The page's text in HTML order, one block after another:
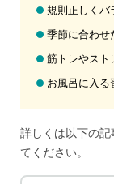
規則正しくバ
季節に合わせ
筋トレやスト
お風呂に入る
詳しくは以下の
てください。